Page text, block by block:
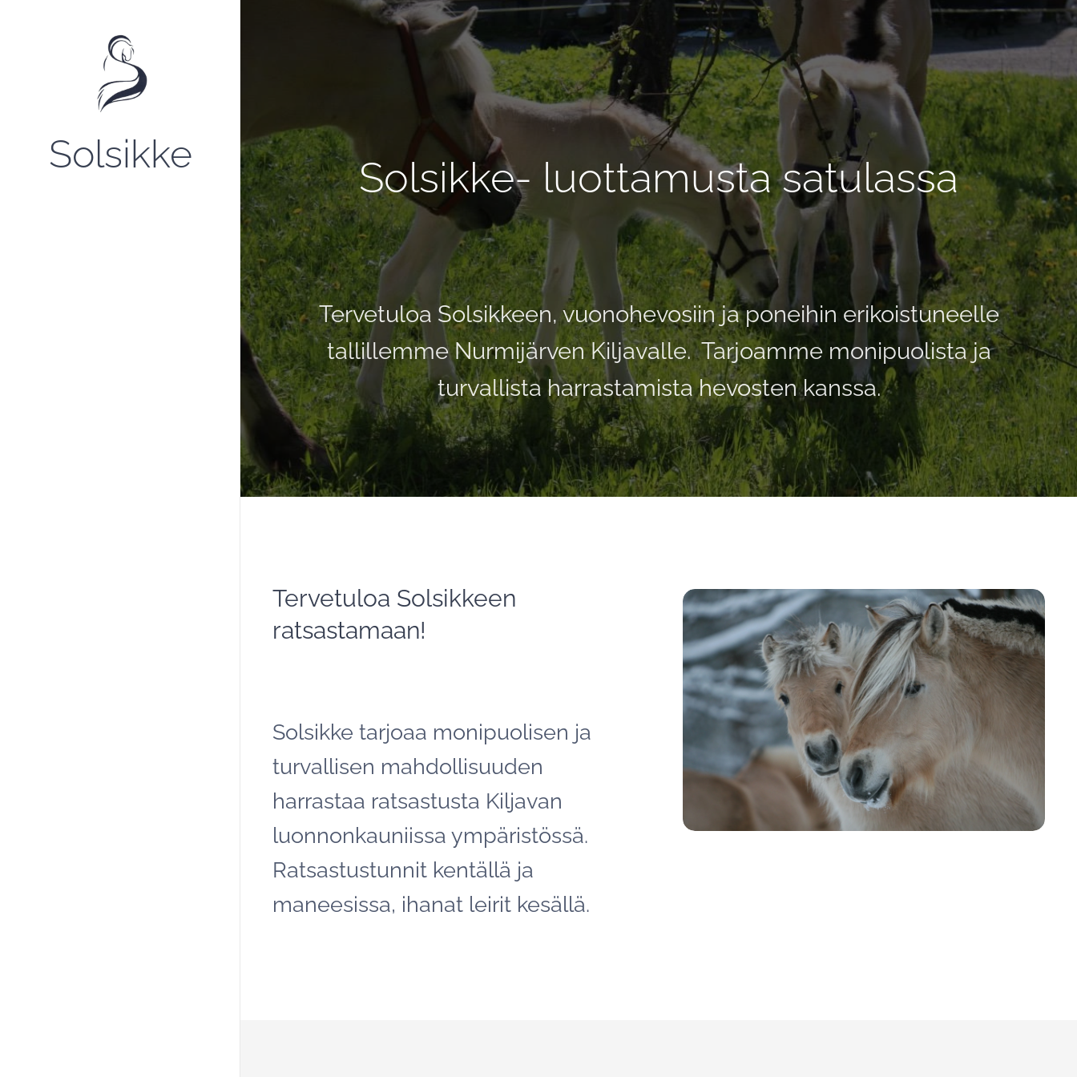
Solsikke Solsikke- luottamusta satulassa
Tervetuloa Solsikkeen, vuonohevosiin ja poneihin erikoistuneelle
tallillemme Nurmijärven Kiljavalle. Tarjoamme monipuolista ja
turvallista harrastamista hevosten kanssa.
Tervetuloa Solsikkeen
ratsastamaan!
Solsikke tarjoaa monipuolisen ja
turvallisen mahdollisuuden
harrastaa ratsastusta Kiljavan
luonnonkauniissa ympäristössä.
Ratsastustunnit kentällä ja
maneesissa, ihanat leirit kesällä.